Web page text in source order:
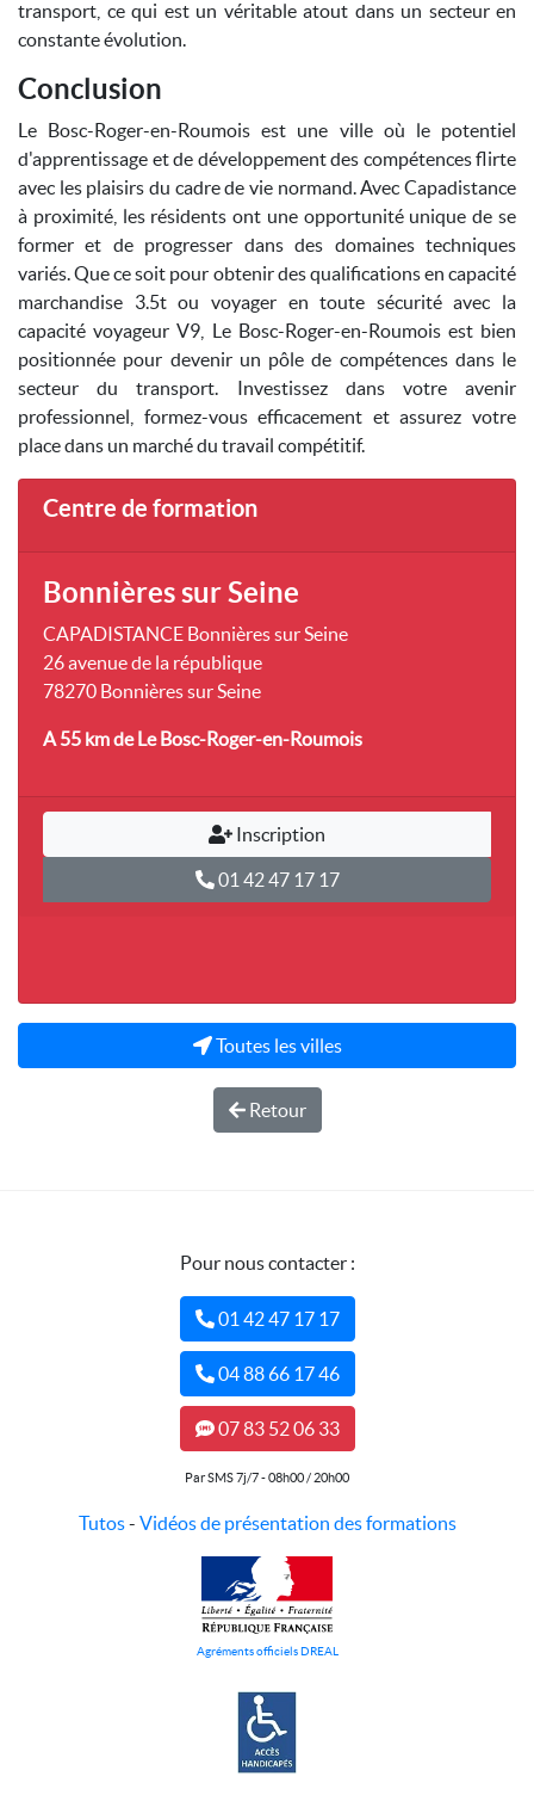
transport, ce qui est un véritable atout dans un secteur en
constante évolution.
Conclusion
Le Bosc-Roger-en-Roumois est une ville où le potentiel
d'apprentissage et de développement des compétences flirte
avec les plaisirs du cadre de vie normand. Avec Capadistance
à proximité, les résidents ont une opportunité unique de se
former et de progresser dans des domaines techniques
variés. Que ce soit pour obtenir des qualifications en capacité
marchandise 3.5t ou voyager en toute sécurité avec la
capacité voyageur V9, Le Bosc-Roger-en-Roumois est bien
positionnée pour devenir un pôle de compétences dans le
secteur du transport. Investissez dans votre avenir
professionnel, formez-vous efficacement et assurez votre
place dans un marché du travail compétitif.
Centre de formation
Bonnières sur Seine
CAPADISTANCE Bonnières sur Seine
26 avenue de la république
78270 Bonnières sur Seine
A 55 kmde Le Bosc-Roger-en-Roumois
Inscription
01 42 47 17 17
Toutes les villes
Retour
Pour nous contacter :
01 42 47 17 17
04 88 66 17 46
07 83 52 06 33
Par SMS 7j/7 - 08h00 / 20h00
Tutos- Vidéos de présentation des formations
Agréments officiels DREAL